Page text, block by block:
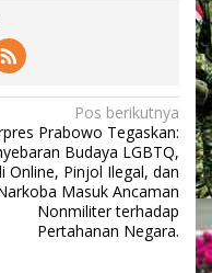
Pos berikutnya
Prabowo Tegaskan:
Budaya LGBTQ,
Online, Pinjol Ilegal, dan
Masuk Ancaman
Nonmiliter terhadap
Pertahanan Negara.